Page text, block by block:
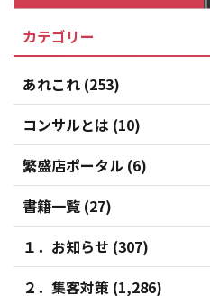
カテゴリー
あれこれ (253)
コンサルとは (10)
繁盛店ポータル (6)
書籍一覧 (27)
１．お知らせ (307)
２．集客対策 (1,286)